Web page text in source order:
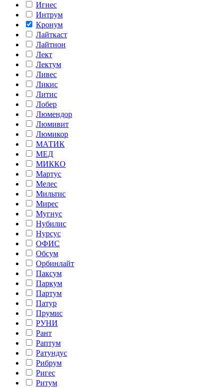
Игнес
Интрум
Кронум
Лайткаст
Лайтнон
Лект
Лектум
Ливес
Ликис
Литис
Лобер
Люмендор
Люмивит
Люмикор
МАТИК
МЕД
МИККО
Мартус
Мелес
Мильтис
Мирес
Мугнус
Нубилис
Нурсус
ОФИС
Обсум
Орбинлайт
Паксум
Паркум
Партум
Патур
Прумис
РУНИ
Рант
Раптум
Ратундус
Рибрум
Ригес
Ритум